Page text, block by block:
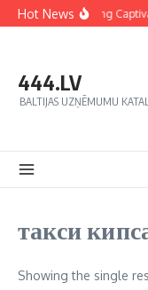
Hot NewsCrafting
444.LV
BALTIJAS UZŅĒMUMU
такси
Showing the single